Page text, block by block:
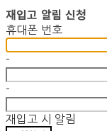
재입고 알림 신청
휴대폰 번호
-
-
재입고 시 알림